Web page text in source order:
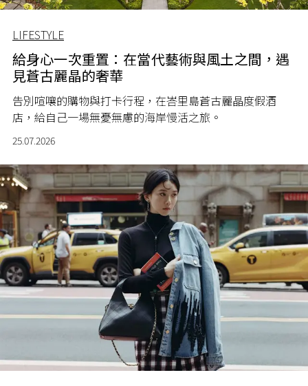
LIFESTYLE
給身心一次重置：在當代藝術與風土之間，遇
見蒼古麗晶的奢華
告別喧嚷的購物與打卡行程，在峇里島蒼古麗晶度假酒
店，給自己一場無憂無慮的海岸慢活之旅。
25.07.2026